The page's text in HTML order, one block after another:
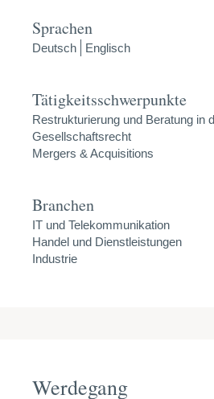
Sprachen
Deutsch Englisch
Tätigkeitsschwerpunkte
Restrukturierung und Beratung in
Gesellschaftsrecht
Mergers & Acquisitions
Branchen
IT und Telekommunikation
Handel und Dienstleistungen
Industrie
Werdegang